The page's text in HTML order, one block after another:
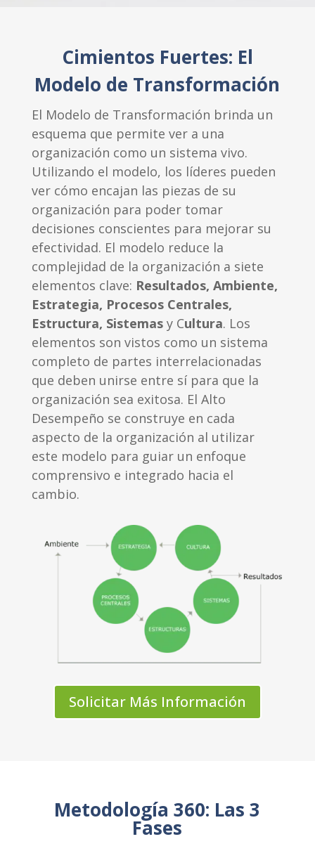
Cimientos Fuertes: El
Modelo de Transformación
El Modelo de Transformación brinda un
esquema que permite ver a una
organización como un sistema vivo.
Utilizando el modelo, los líderes pueden
ver cómo encajan las piezas de su
organización para poder tomar
decisiones conscientes para mejorar su
efectividad. El modelo reduce la
complejidad de la organización a siete
elementos clave: Resultados, Ambiente,
Estrategia, Procesos Centrales,
Estructura, Sistemasy Cultura. Los
elementos son vistos como un sistema
completo de partes interrelacionadas
que deben unirse entre sí para que la
organización sea exitosa. El Alto
Desempeño se construye en cada
aspecto de la organización al utilizar
este modelo para guiar un enfoque
comprensivo e integrado hacia el
cambio.
Solicitar Más Información
Metodología 360: Las 3
Fases